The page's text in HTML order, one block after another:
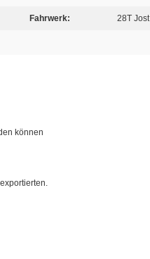
Fahrwerk: 28T Jost
können